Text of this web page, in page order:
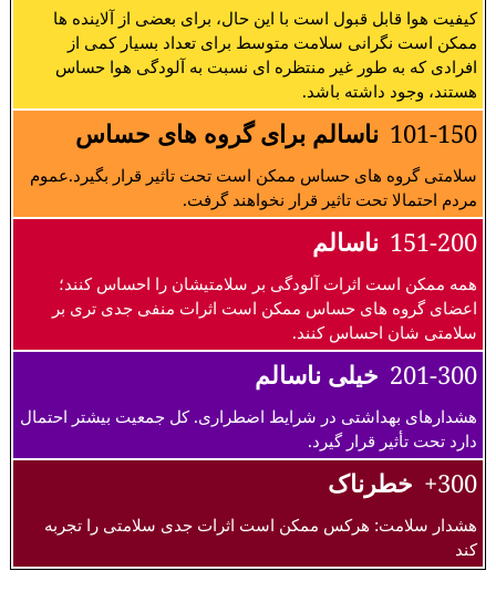
کیفیت هوا قابل قبول است با این حال، برای بعضی از آلاینده ها
ممکن است نگرانی سلامت متوسط برای تعداد بسیار کمی از
افرادی که به طور غیر منتظره ای نسبت به آلودگی هوا حساس
هستند، وجود داشته باشد.
101-150 ناسالم برای گروه های حساس
سلامتی گروه های حساس ممکن است تحت تاثیر قرار بگیرد.عموم
مردم احتمالا تحت تاثیر قرار نخواهند گرفت.
151-200 ناسالم
همه ممکن است اثرات آلودگی بر سلامتیشان را احساس کنند؛
اعضای گروه های حساس ممکن است اثرات منفی جدی تری بر
سلامتی شان احساس کنند.
201-300 خیلی ناسالم
هشدارهای بهداشتی در شرایط اضطراری. کل جمعیت بیشتر احتمال
دارد تحت تأثیر قرار گیرد.
300+ خطرناک
هشدار سلامت: هرکس ممکن است اثرات جدی سلامتی را تجربه
کند